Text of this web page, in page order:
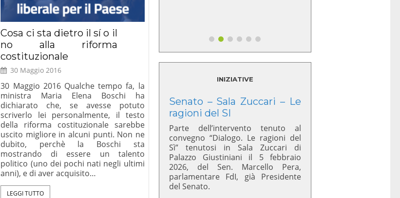
Cosa ci sta dietro il sí o il
no alla riforma
costituzionale
30 Maggio 2016
30 Maggio 2016 Qualche tempo fa, la
ministra Maria Elena Boschi ha
dichiarato che, se avesse potuto
scriverlo lei personalmente, il testo
della riforma costituzionale sarebbe
uscito migliore in alcuni punti. Non ne
dubito, perchè la Boschi sta
mostrando di essere un talento
politico (uno dei pochi nati negli ultimi
anni), e di aver acquisito…
LEGGI TUTTO
INIZIATIVE
Senato – Sala Zuccari – Le
ragioni del SI
Parte dell’intervento tenuto al
convegno “Dialogo. Le ragioni del
Sì” tenutosi in Sala Zuccari di
Palazzo Giustiniani il 5 febbraio
2026, del Sen. Marcello Pera,
parlamentare FdI, già Presidente
del Senato.